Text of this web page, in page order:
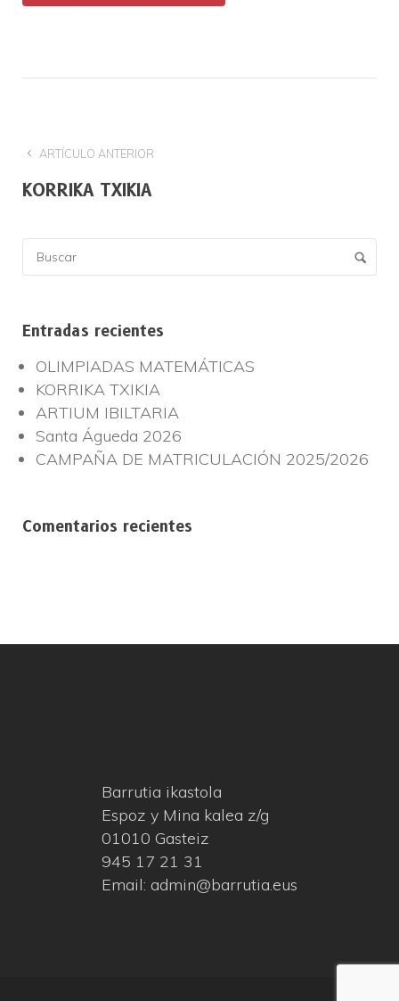
ARTÍCULO ANTERIOR
KORRIKA TXIKIA
Entradas recientes
OLIMPIADAS MATEMÁTICAS
KORRIKA TXIKIA
ARTIUM IBILTARIA
Santa Águeda 2026
CAMPAÑA DE MATRICULACIÓN 2025/2026
Comentarios recientes
Barrutia ikastola
Espoz y Mina kalea z/g
01010 Gasteiz
945 17 21 31
Email: admin@barrutia.eus